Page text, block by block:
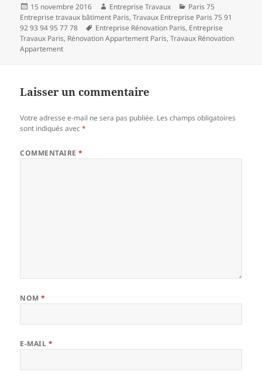
Publié
le
15 novembre 2016 Auteur
Entreprise Travaux Catégories
Paris 75
Entreprise travaux bâtiment Paris,Travaux Entreprise Paris 75 91
92 93 94 95 77 78
Mots-
clés
Entreprise Rénovation Paris, Entreprise
Travaux Paris, Rénovation Appartement Paris,Travaux Rénovation
Appartement
Laisser un commentaire
Votre adresse e-mail ne sera pas publiée. Les champs obligatoires
sont indiqués avec*
COMMENTAIRE*
NOM*
E-MAIL *